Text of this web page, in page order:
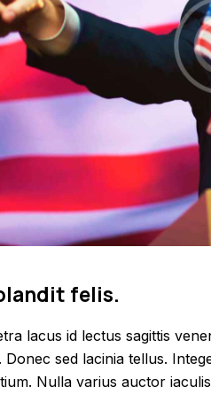
felis.
lacus id lectus sagittis
Donec sed lacinia tellus.
Nulla varius auctor